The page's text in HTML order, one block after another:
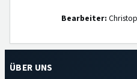
Bearbeiter:
ÜBER UNS